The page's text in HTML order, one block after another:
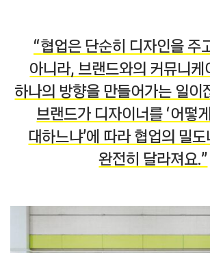
“협업은 단순히 디자인을 주
아니라, 브랜드와의 커뮤니케
하나의 방향을 만들어가는 일이
브랜드가 디자이너를 ‘어떻
대하느냐’에 따라 협업의 밀
완전히 달라져요.”